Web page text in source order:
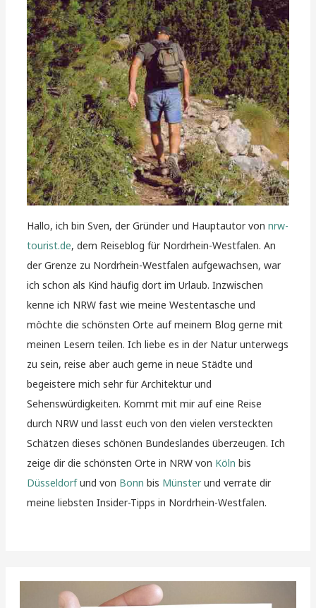
Hallo, ich bin Sven, der Gründer und Hauptautor vonnrw-
tourist.de, dem Reiseblog für Nordrhein-Westfalen. An
der Grenze zu Nordrhein-Westfalen aufgewachsen, war
ich schon als Kind häufig dort im Urlaub. Inzwischen
kenne ich NRW fast wie meine Westentasche und
möchte die schönsten Orte auf meinem Blog gerne mit
meinen Lesern teilen. Ich liebe es in der Natur unterwegs
zu sein, reise aber auch gerne in neue Städte und
begeistere mich sehr für Architektur und
Sehenswürdigkeiten. Kommt mit mir auf eine Reise
durch NRW und lasst euch von den vielen versteckten
Schätzen dieses schönen Bundeslandes überzeugen. Ich
zeige dir die schönsten Orte in NRW von Köln bis
Düsseldorfund von Bonn bis Münsterund verrate dir
meine liebsten Insider-Tipps in Nordrhein-Westfalen.